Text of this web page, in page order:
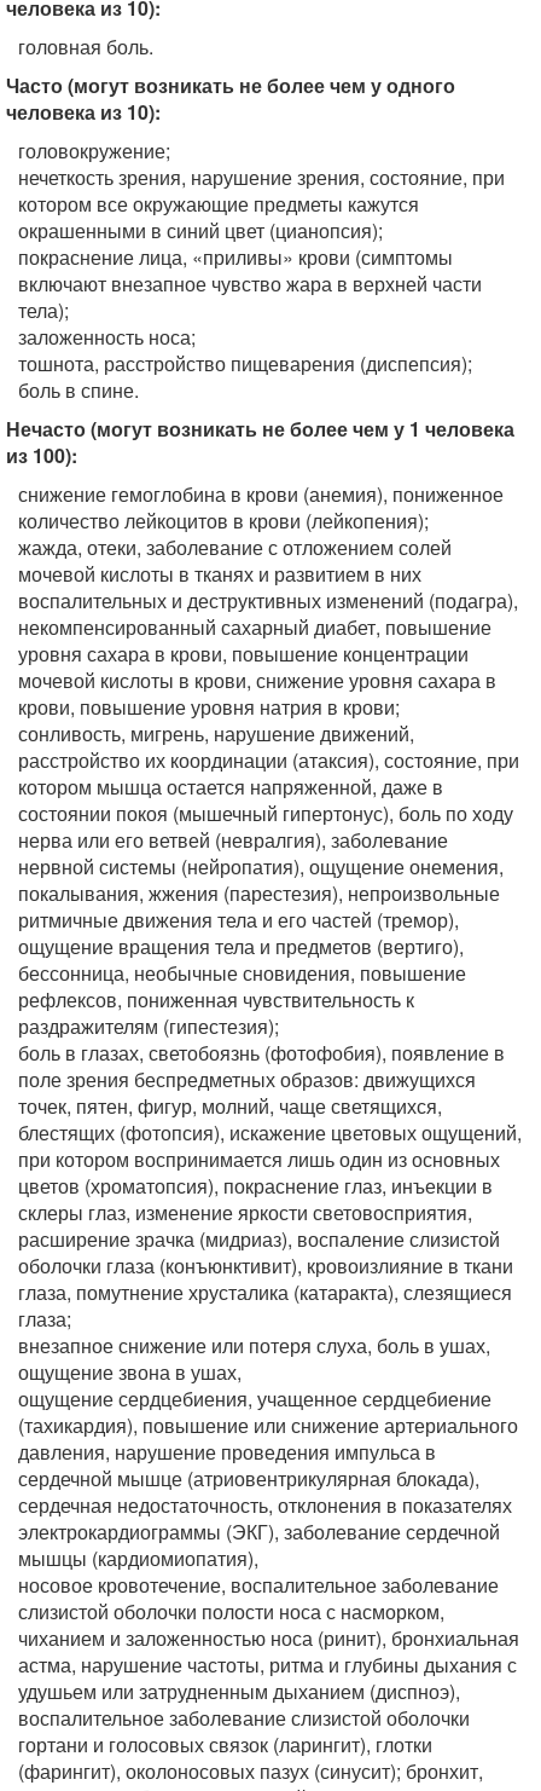
человека из 10):
головная боль.
Часто (могут возникать не более чем у одного
человека из 10):
головокружение;
нечеткость зрения, нарушение зрения, состояние, при
котором все окружающие предметы кажутся
окрашенными в синий цвет (цианопсия);
покраснение лица, «приливы» крови (симптомы
включают внезапное чувство жара в верхней части
тела);
заложенность носа;
тошнота, расстройство пищеварения (диспепсия);
боль в спине.
Нечасто (могут возникать не более чем у 1 человека
из 100):
снижение гемоглобина в крови (анемия), пониженное
количество лейкоцитов в крови (лейкопения);
жажда, отеки, заболевание с отложением солей
мочевой кислоты в тканях и развитием в них
воспалительных и деструктивных изменений (подагра),
некомпенсированный сахарный диабет, повышение
уровня сахара в крови, повышение концентрации
мочевой кислоты в крови, снижение уровня сахара в
крови, повышение уровня натрия в крови;
сонливость, мигрень, нарушение движений,
расстройство их координации (атаксия), состояние, при
котором мышца остается напряженной, даже в
состоянии покоя (мышечный гипертонус), боль по ходу
нерва или его ветвей (невралгия), заболевание
нервной системы (нейропатия), ощущение онемения,
покалывания, жжения (парестезия), непроизвольные
ритмичные движения тела и его частей (тремор),
ощущение вращения тела и предметов (вертиго),
бессонница, необычные сновидения, повышение
рефлексов, пониженная чувствительность к
раздражителям (гипестезия);
боль в глазах, светобоязнь (фотофобия), появление в
поле зрения беспредметных образов: движущихся
точек, пятен, фигур, молний, чаще светящихся,
блестящих (фотопсия), искажение цветовых ощущений,
при котором воспринимается лишь один из основных
цветов (хроматопсия), покраснение глаз, инъекции в
склеры глаз, изменение яркости световосприятия,
расширение зрачка (мидриаз), воспаление слизистой
оболочки глаза (конъюнктивит), кровоизлияние в ткани
глаза, помутнение хрусталика (катаракта), слезящиеся
глаза;
внезапное снижение или потеря слуха, боль в ушах,
ощущение звона в ушах,
ощущение сердцебиения, учащенное сердцебиение
(тахикардия), повышение или снижение артериального
давления, нарушение проведения импульса в
сердечной мышце (атриовентрикулярная блокада),
сердечная недостаточность, отклонения в показателях
электрокардиограммы (ЭКГ), заболевание сердечной
мышцы (кардиомиопатия),
носовое кровотечение, воспалительное заболевание
слизистой оболочки полости носа с насморком,
чиханием и заложенностью носа (ринит), бронхиальная
астма, нарушение частоты, ритма и глубины дыхания с
удушьем или затрудненным дыханием (диспноэ),
воспалительное заболевание слизистой оболочки
гортани и голосовых связок (ларингит), глотки
(фарингит), околоносовых пазух (синусит); бронхит,